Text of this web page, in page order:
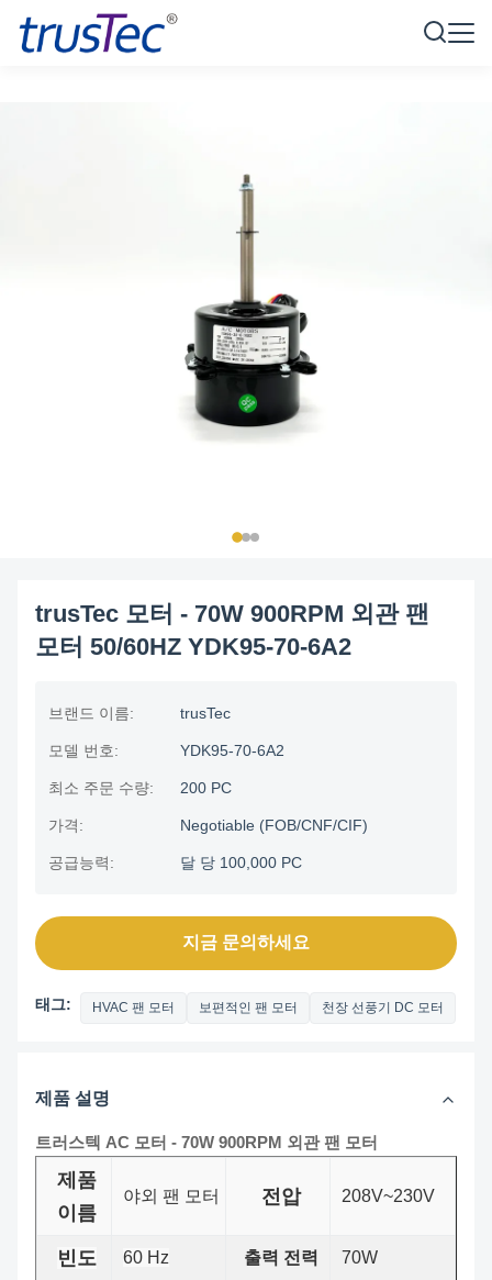
trusTec 모터 - 70W 900RPM 외관 팬
모터 50/60HZ YDK95-70-6A2
브랜드 이름: trusTec
모델 번호: YDK95-70-6A2
최소 주문 수량: 200 PC
가격: Negotiable (FOB/CNF/CIF)
공급능력: 달 당 100,000 PC
지금 문의하세요
태그: HVAC 팬 모터 보편적인 팬 모터 천장 선풍기 DC 모터
제품 설명
트러스텍 AC 모터 - 70W 900RPM 외관 팬 모터
제품
이름
야외 팬 모터 전압 208V~230V
빈도 60 Hz 출력 전력 70W